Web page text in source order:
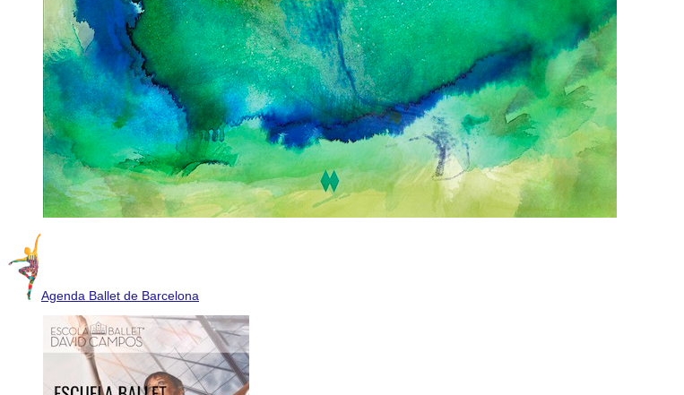
Agenda Ballet de Barcelona